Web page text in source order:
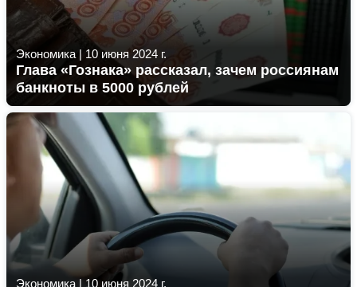
Экономика | 10 июня 2024 г.
Глава «Гознака» рассказал, зачем россиянам
банкноты в 5000 рублей
Экономика | 10 июня 2024 г.